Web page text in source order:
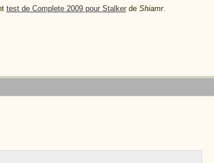
test de Complete 2009 pour Stalkerde Shiamr.